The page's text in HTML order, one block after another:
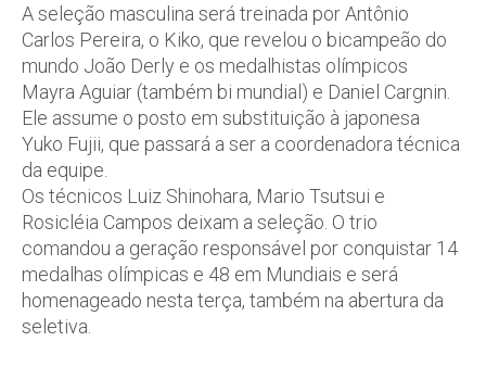
A seleção masculina será treinada por Antônio
Carlos Pereira, o Kiko, que revelou o bicampeão do
mundo João Derly e os medalhistas olímpicos
Mayra Aguiar (também bi mundial) e Daniel Cargnin.
Ele assume o posto em substituição à japonesa
Yuko Fujii, que passará a ser a coordenadora técnica
da equipe.
Os técnicos Luiz Shinohara, Mario Tsutsui e
Rosicléia Campos deixam a seleção. O trio
comandou a geração responsável por conquistar 14
medalhas olímpicas e 48 em Mundiais e será
homenageado nesta terça, também na abertura da
seletiva.